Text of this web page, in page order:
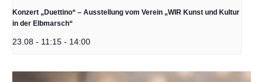
Konzert „Duettino“ – Ausstellung vom Verein „WIR Kunst und Kultur
in der Elbmarsch“
23.08 - 11:15 - 14:00